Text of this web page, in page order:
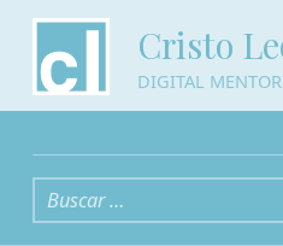
Cristo
DIGITAL
Buscar: